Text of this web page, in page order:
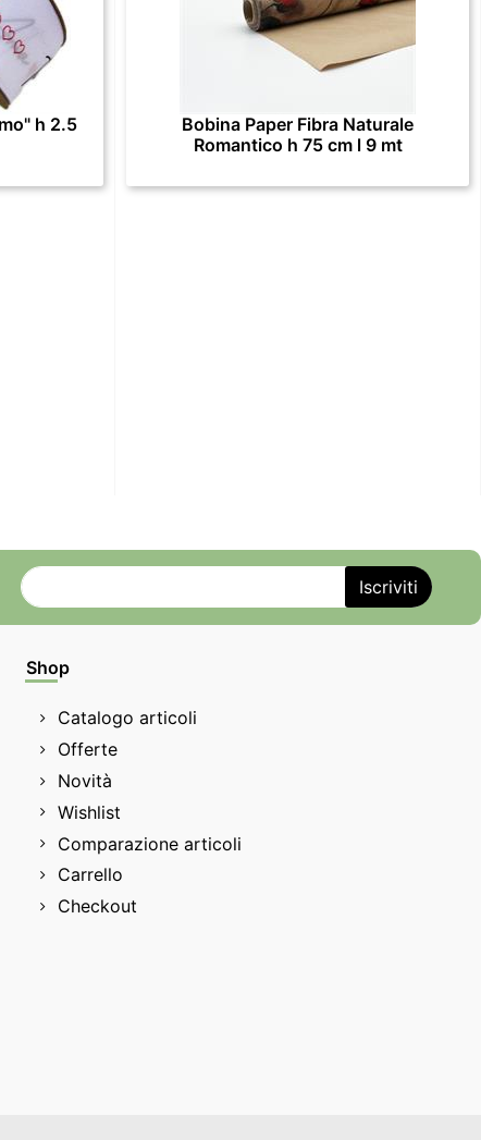
h 2.5
Bobina Paper Fibra Naturale
Romantico h 75 cm l 9 mt
Shop
Catalogo articoli
Offerte
Novità
Wishlist
Comparazione articoli
Carrello
Checkout